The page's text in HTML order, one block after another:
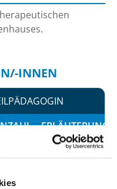
INNEN
ERLÄUTERUNG